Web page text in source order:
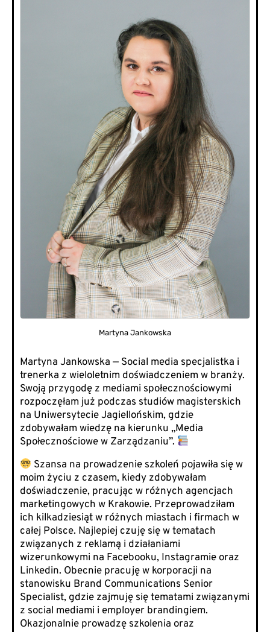
Martyna Jankowska
Martyna Jankowska — Social media specjalistka i
trenerka z wieloletnim doświadczeniem w branży.
Swoją przygodę z mediami społecznościowymi
rozpoczęłam już podczas studiów magisterskich
na Uniwersytecie Jagiellońskim, gdzie
zdobywałam wiedzę na kierunku „Media
Społecznościowe w Zarządzaniu”.
Szansa na prowadzenie szkoleń pojawiła się w
moim życiu z czasem, kiedy zdobywałam
doświadczenie, pracując w różnych agencjach
marketingowych w Krakowie. Przeprowadziłam
ich kilkadziesiąt w różnych miastach i firmach w
całej Polsce. Najlepiej czuję się w tematach
związanych z reklamą i działaniami
wizerunkowymi na Facebooku, Instagramie oraz
Linkedin. Obecnie pracuję w korporacji na
stanowisku Brand Communications Senior
Specialist, gdzie zajmuję się tematami związanymi
z social mediami i employer brandingiem.
Okazjonalnie prowadzę szkolenia oraz